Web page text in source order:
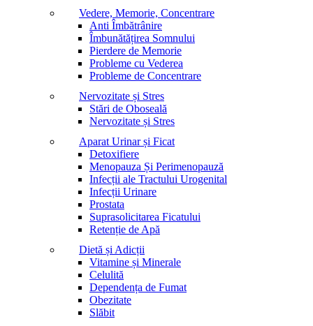
Vedere, Memorie, Concentrare
Anti Îmbătrânire
Îmbunătățirea Somnului
Pierdere de Memorie
Probleme cu Vederea
Probleme de Concentrare
Nervozitate și Stres
Stări de Oboseală
Nervozitate și Stres
Aparat Urinar și Ficat
Detoxifiere
Menopauza Și Perimenopauză
Infecții ale Tractului Urogenital
Infecții Urinare
Prostata
Suprasolicitarea Ficatului
Retenție de Apă
Dietă și Adicții
Vitamine și Minerale
Celulită
Dependența de Fumat
Obezitate
Slăbit